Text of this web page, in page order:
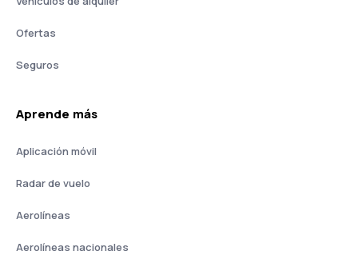
Ofertas
Seguros
Aprende más
Aplicación móvil
Radar de vuelo
Aerolíneas
Aerolíneas nacionales